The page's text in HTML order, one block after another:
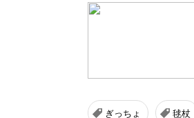
ぎっちょ 毬杖